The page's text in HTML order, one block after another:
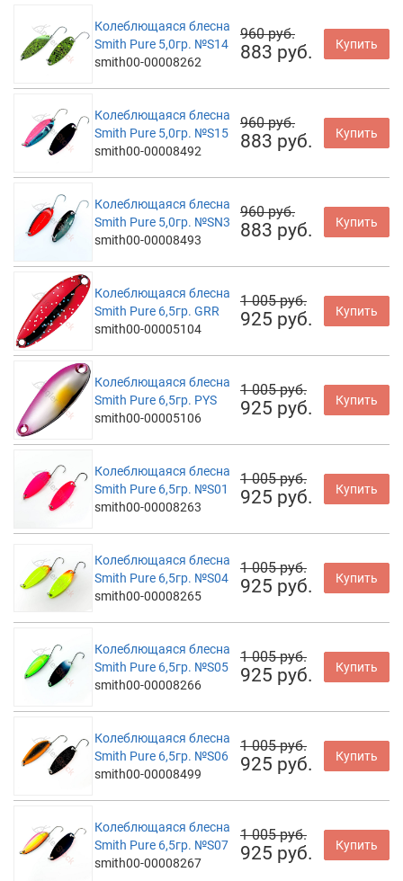
Колеблющаяся блесна
Smith Pure 5,0гр. №S14
smith00-00008262
960 руб.
883 руб. Купить
Колеблющаяся блесна
Smith Pure 5,0гр. №S15
smith00-00008492
960 руб.
883 руб. Купить
Колеблющаяся блесна
Smith Pure 5,0гр. №SN3
smith00-00008493
960 руб.
883 руб. Купить
Колеблющаяся блесна
Smith Pure 6,5гр. GRR
smith00-00005104
1 005 руб.
925 руб. Купить
Колеблющаяся блесна
Smith Pure 6,5гр. PYS
smith00-00005106
1 005 руб.
925 руб. Купить
Колеблющаяся блесна
Smith Pure 6,5гр. №S01
smith00-00008263
1 005 руб.
925 руб. Купить
Колеблющаяся блесна
Smith Pure 6,5гр. №S04
smith00-00008265
1 005 руб.
925 руб. Купить
Колеблющаяся блесна
Smith Pure 6,5гр. №S05
smith00-00008266
1 005 руб.
925 руб. Купить
Колеблющаяся блесна
Smith Pure 6,5гр. №S06
smith00-00008499
1 005 руб.
925 руб. Купить
Колеблющаяся блесна
Smith Pure 6,5гр. №S07
smith00-00008267
1 005 руб.
925 руб. Купить